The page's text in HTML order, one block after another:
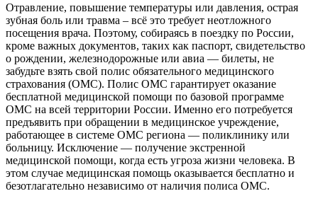
Отравление, повышение температуры или давления, острая
зубная боль или травма – всё это требует неотложного
посещения врача. Поэтому, собираясь в поездку по России,
кроме важных документов, таких как паспорт, свидетельство
о рождении, железнодорожные или авиа — билеты, не
забудьте взять свой полис обязательного медицинского
страхования (ОМС). Полис ОМС гарантирует оказание
бесплатной медицинской помощи по базовой программе
ОМС на всей территории России. Именно его потребуется
предъявить при обращении в медицинское учреждение,
работающее в системе ОМС региона — поликлинику или
больницу. Исключение — получение экстренной
медицинской помощи, когда есть угроза жизни человека. В
этом случае медицинская помощь оказывается бесплатно и
безотлагательно независимо от наличия полиса ОМС.